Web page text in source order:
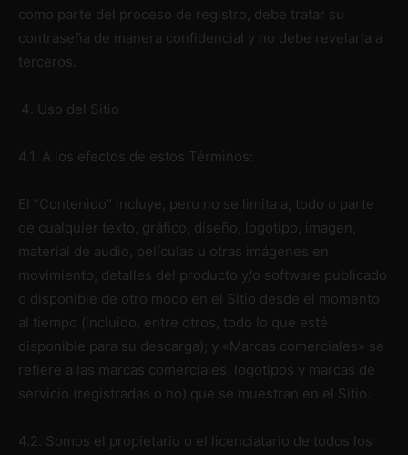
como parte del proceso de registro, debe tratar su
contraseña de manera confidencial y no debe revelarla a
terceros.
Uso del Sitio
4.1. A los efectos de estos Términos:
El “Contenido” incluye, pero no se limita a, todo o parte
de cualquier texto, gráfico, diseño, logotipo, imagen,
material de audio, películas u otras imágenes en
movimiento, detalles del producto y/o software publicado
o disponible de otro modo en el Sitio desde el momento
al tiempo (incluido, entre otros, todo lo que esté
disponible para su descarga); y «Marcas comerciales» se
refiere a las marcas comerciales, logotipos y marcas de
servicio (registradas o no) que se muestran en el Sitio.
4.2. Somos el propietario o el licenciatario de todos los